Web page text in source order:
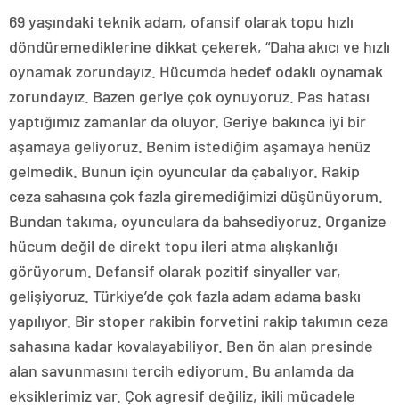
69 yaşındaki teknik adam, ofansif olarak topu hızlı
döndüremediklerine dikkat çekerek, “Daha akıcı ve hızlı
oynamak zorundayız. Hücumda hedef odaklı oynamak
zorundayız. Bazen geriye çok oynuyoruz. Pas hatası
yaptığımız zamanlar da oluyor. Geriye bakınca iyi bir
aşamaya geliyoruz. Benim istediğim aşamaya henüz
gelmedik. Bunun için oyuncular da çabalıyor. Rakip
ceza sahasına çok fazla giremediğimizi düşünüyorum.
Bundan takıma, oyunculara da bahsediyoruz. Organize
hücum değil de direkt topu ileri atma alışkanlığı
görüyorum. Defansif olarak pozitif sinyaller var,
gelişiyoruz. Türkiye’de çok fazla adam adama baskı
yapılıyor. Bir stoper rakibin forvetini rakip takımın ceza
sahasına kadar kovalayabiliyor. Ben ön alan presinde
alan savunmasını tercih ediyorum. Bu anlamda da
eksiklerimiz var. Çok agresif değiliz, ikili mücadele